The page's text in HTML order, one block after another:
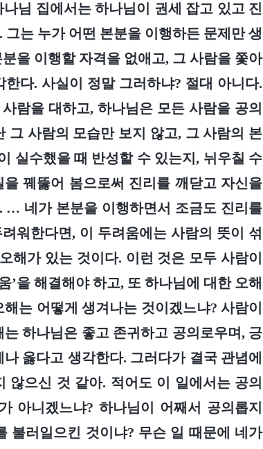
님 집에서는 하나님이 권세 잡고 있고 진
는 누가 어떤 본분을 이행하든 문제만 생
을 이행할 자격을 없애고, 그 사람을 쫓아
다. 사실이 정말 그러하냐? 절대 아니다.
람을 대하고, 하나님은 모든 사람을 공의
그 사람의 모습만 보지 않고, 그 사람의 본
실수했을 때 반성할 수 있는지, 뉘우칠 수
꿰뚫어 봄으로써 진리를 깨닫고 자신을
… 네가 본분을 이행하면서 조금도 진리를
워한다면, 이 두려움에는 사람의 뜻이 섞
해가 있는 것이다. 이런 것은 모두 사람이
’을 해결해야 하고, 또 하나님에 대한 오해
는 어떻게 생겨나는 것이겠느냐? 사람이
하나님은 좋고 존귀하고 공의로우며, 긍
옳다고 생각한다. 그러다가 결국 관념에
않으신 것 같아. 적어도 이 일에서는 공의
아니겠느냐? 하나님이 어째서 공의롭지
불러일으킨 것이냐? 무슨 일 때문에 네가